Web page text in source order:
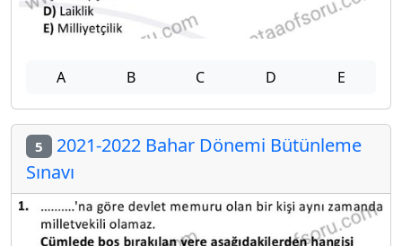
A B C D E
5 2021-2022 Bahar Dönemi Bütünleme
Sınavı